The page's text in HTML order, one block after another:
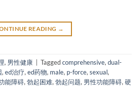
READING →
, 男性健康 Taggedcomprehensive, dual-
, ed治疗, ed药物, male, p-force, sexual,
能障碍, 勃起困难, 勃起问题, 男性功能障碍, 硬